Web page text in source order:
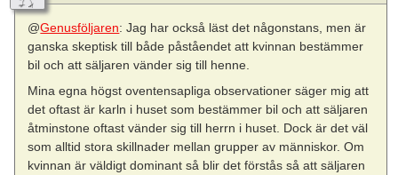
@Genusföljaren: Jag har också läst det någonstans, men är
ganska skeptisk till både påståendet att kvinnan bestämmer
bil och att säljaren vänder sig till henne.
Mina egna högst oventensapliga observationer säger mig att
det oftast är karln i huset som bestämmer bil och att säljaren
åtminstone oftast vänder sig till herrn i huset. Dock är det väl
som alltid stora skillnader mellan grupper av människor. Om
kvinnan är väldigt dominant så blir det förstås så att säljaren